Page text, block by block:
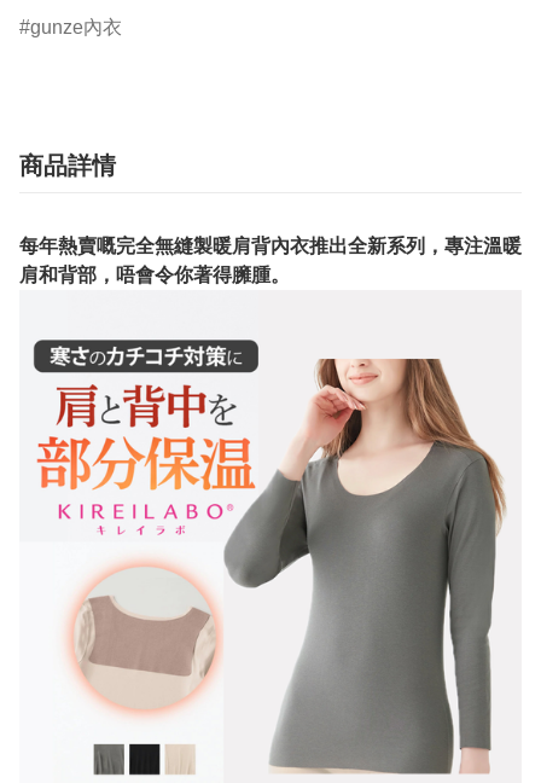
gunze內衣
商品詳情
每年熱賣嘅完全無縫製暖肩背內衣推出全新系列，專注溫暖
肩和背部，唔會令你著得臃腫。